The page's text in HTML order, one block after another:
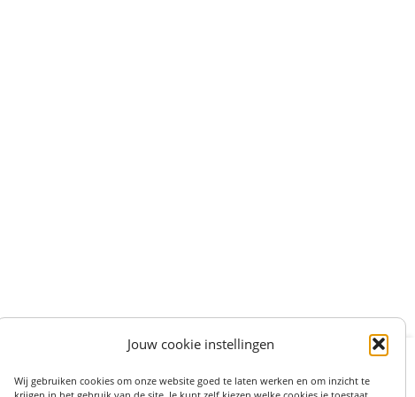
Jouw cookie instellingen
Wij gebruiken cookies om onze website goed te laten werken en om inzicht te
krijgen in het gebruik van de site. Je kunt zelf kiezen welke cookies je toestaat.
27, 3511LS UTRECHT (centrum)